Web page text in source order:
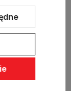
Modern 3.0™